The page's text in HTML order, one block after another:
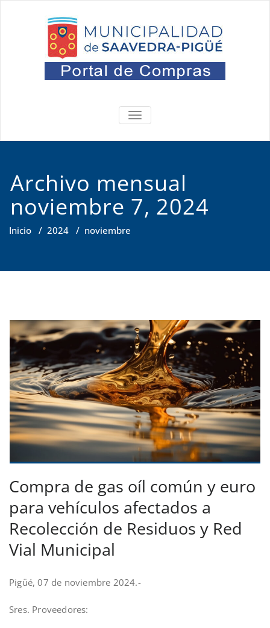
Portal
Oficina de Compras
ALTERNAR
NAVEGACIÓN
Archivo mensual
noviembre 7, 2024
Inicio / 2024 / noviembre
Compra de gas oíl común y euro
para vehículos afectados a
Recolección de Residuos y Red
Vial Municipal
Pigüé, 07 de noviembre 2024.-
Sres. Proveedores: